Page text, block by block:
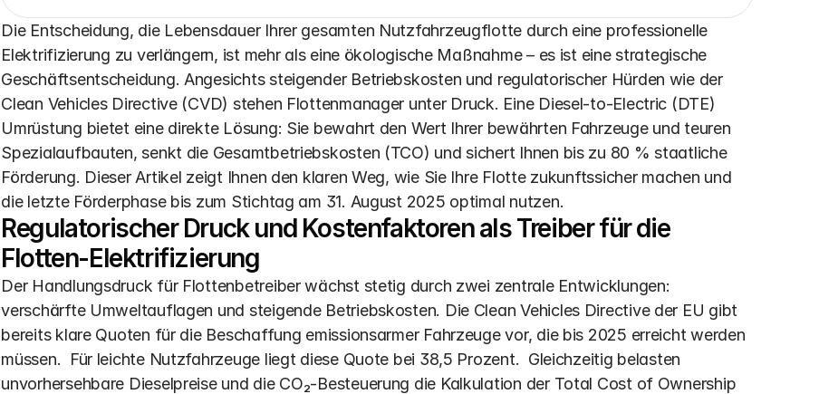
Die Entscheidung, die Lebensdauer Ihrer gesamten Nutzfahrzeugflotte durch eine professionelle
Elektrifizierung zu verlängern, ist mehr als eine ökologische Maßnahme – es ist eine strategische
Geschäftsentscheidung. Angesichts steigender Betriebskosten und regulatorischer Hürden wie der
Clean Vehicles Directive (CVD) stehen Flottenmanager unter Druck. Eine Diesel-to-Electric (DTE)
Umrüstung bietet eine direkte Lösung: Sie bewahrt den Wert Ihrer bewährten Fahrzeuge und teuren
Spezialaufbauten, senkt die Gesamtbetriebskosten (TCO) und sichert Ihnen bis zu 80 % staatliche
Förderung. Dieser Artikel zeigt Ihnen den klaren Weg, wie Sie Ihre Flotte zukunftssicher machen und
die letzte Förderphase bis zum Stichtag am 31. August 2025 optimal nutzen.
Regulatorischer Druck und Kostenfaktoren als Treiber für die
Flotten-Elektrifizierung
Der Handlungsdruck für Flottenbetreiber wächst stetig durch zwei zentrale Entwicklungen:
verschärfte Umweltauflagen und steigende Betriebskosten. Die Clean Vehicles Directive der EU gibt
bereits klare Quoten für die Beschaffung emissionsarmer Fahrzeuge vor, die bis 2025 erreicht werden
müssen.  Für leichte Nutzfahrzeuge liegt diese Quote bei 38,5 Prozent.  Gleichzeitig belasten
unvorhersehbare Dieselpreise und die CO₂-Besteuerung die Kalkulation der Total Cost of Ownership